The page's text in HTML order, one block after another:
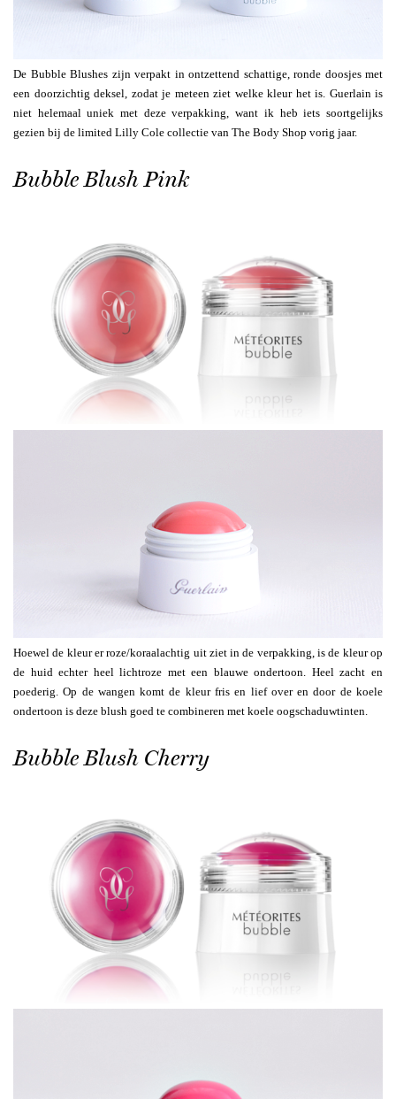
De Bubble Blushes zijn verpakt in ontzettend schattige, ronde doosjes met
een doorzichtig deksel, zodat je meteen ziet welke kleur het is. Guerlain is
niet helemaal uniek met deze verpakking, want ik heb iets soortgelijks
gezien bij de limited Lilly Cole collectie van The Body Shop vorig jaar.
Bubble Blush Pink
Hoewel de kleur er roze/koraalachtig uit ziet in de verpakking, is de kleur op
de huid echter heel lichtroze met een blauwe ondertoon. Heel zacht en
poederig. Op de wangen komt de kleur fris en lief over en door de koele
ondertoon is deze blush goed te combineren met koele oogschaduwtinten.
Bubble Blush Cherry